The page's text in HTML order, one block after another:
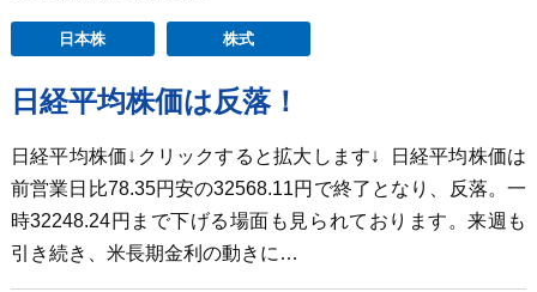
日本株 株式
日経平均株価は反落！
日経平均株価↓クリックすると拡大します↓ 日経平均株価は
前営業日比78.35円安の32568.11円で終了となり、反落。一
時32248.24円まで下げる場面も見られております。来週も
引き続き、米長期金利の動きに…